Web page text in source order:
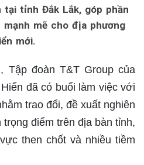
tỉnh Đắk Lắk, góp phần
mẽ cho địa phương
mới.
Tập đoàn T&T Group của
đã có buổi làm việc với
trao đổi, đề xuất nghiên
điểm trên địa bàn tỉnh,
then chốt và nhiều tiềm